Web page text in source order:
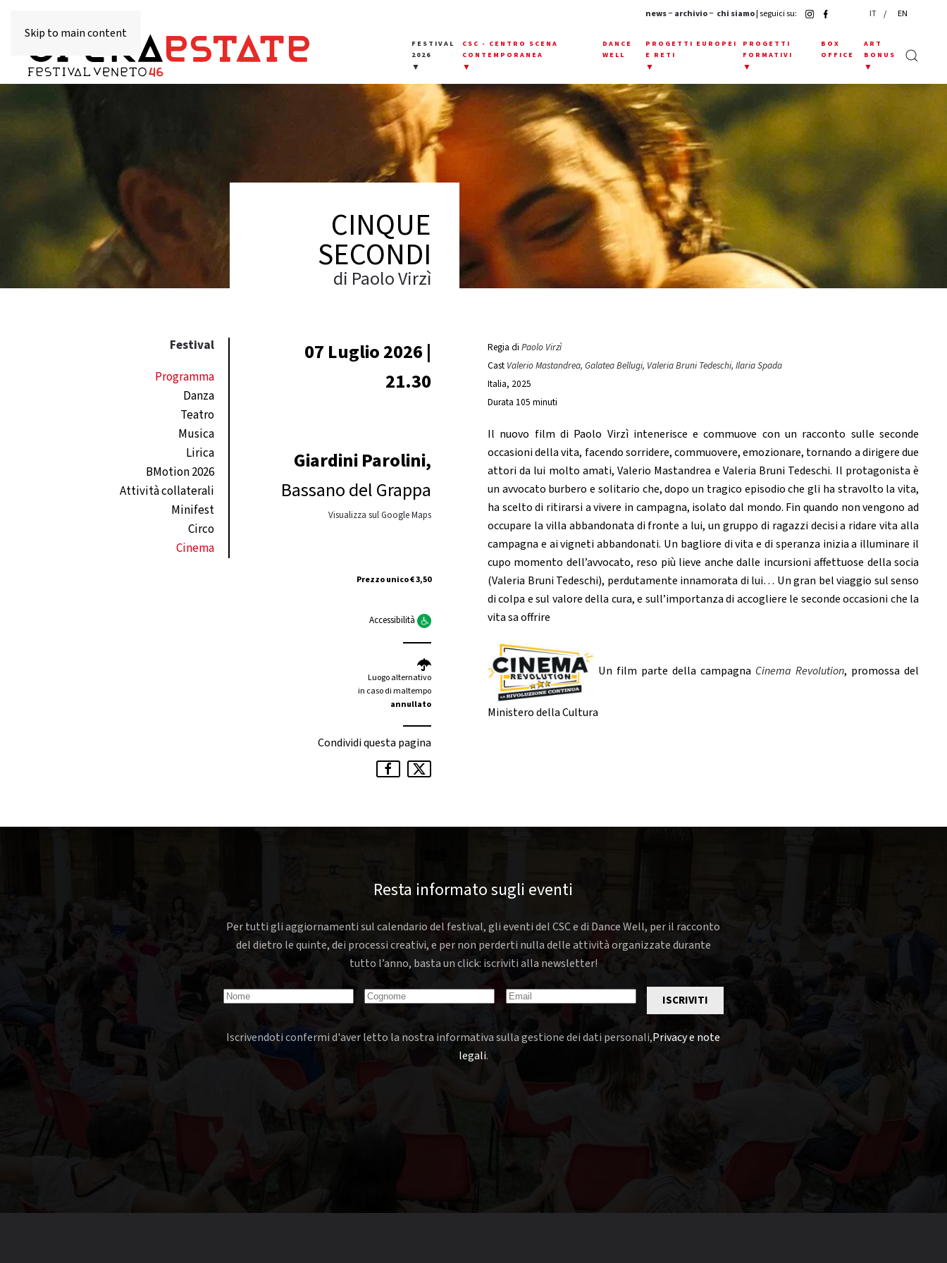
Skip to main content
news−archivio− chi siamo| seguici su: IT EN
FESTIVAL
2026
▼
CSC - CENTRO SCENA
CONTEMPORANEA
▼
DANCE
WELL
PROGETTI EUROPEI
E RETI
▼
PROGETTI
FORMATIVI
▼
BOX
OFFICE
ART
BONUS
▼
CINQUE
SECONDI
di Paolo Virzì
Festival
Programma
Danza
Teatro
Musica
Lirica
BMotion 2026
Attività collaterali
Minifest
Circo
Cinema
07 Luglio 2026 |
21.30
Giardini Parolini,
Bassano del Grappa
Visualizza sul Google Maps
Prezzo unico € 3,50
Accessibilità
Luogo alternativo
in caso di maltempo
annullato
Condividi questa pagina
Regia di Paolo Virzì
Cast Valerio Mastandrea, Galatea Bellugi, Valeria Bruni Tedeschi, Ilaria Spada
Italia, 2025
Durata 105 minuti
Il nuovo film di Paolo Virzì intenerisce e commuove con un racconto sulle seconde
occasioni della vita, facendo sorridere, commuovere, emozionare, tornando a dirigere due
attori da lui molto amati, Valerio Mastandrea e Valeria Bruni Tedeschi. Il protagonista è
un avvocato burbero e solitario che, dopo un tragico episodio che gli ha stravolto la vita,
ha scelto di ritirarsi a vivere in campagna, isolato dal mondo. Fin quando non vengono ad
occupare la villa abbandonata di fronte a lui, un gruppo di ragazzi decisi a ridare vita alla
campagna e ai vigneti abbandonati. Un bagliore di vita e di speranza inizia a illuminare il
cupo momento dell’avvocato, reso più lieve anche dalle incursioni affettuose della socia
(Valeria Bruni Tedeschi), perdutamente innamorata di lui… Un gran bel viaggio sul senso
di colpa e sul valore della cura, e sull’importanza di accogliere le seconde occasioni che la
vita sa offrire
Un film parte della campagna Cinema Revolution, promossa del
Ministero della Cultura
Resta informato sugli eventi
Per tutti gli aggiornamenti sul calendario del festival, gli eventi del CSC e di Dance Well, per il racconto
del dietro le quinte, dei processi creativi, e per non perderti nulla delle attività organizzate durante
tutto l’anno, basta un click: iscriviti alla newsletter!
ISCRIVITI
Iscrivendoti confermi d'aver letto la nostra informativa sulla gestione dei dati personali,Privacy e note
legali.